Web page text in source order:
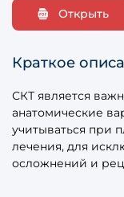
Открыть
Краткое
СКТ является
анатомические
учитываться при
лечения, для
осложнений и